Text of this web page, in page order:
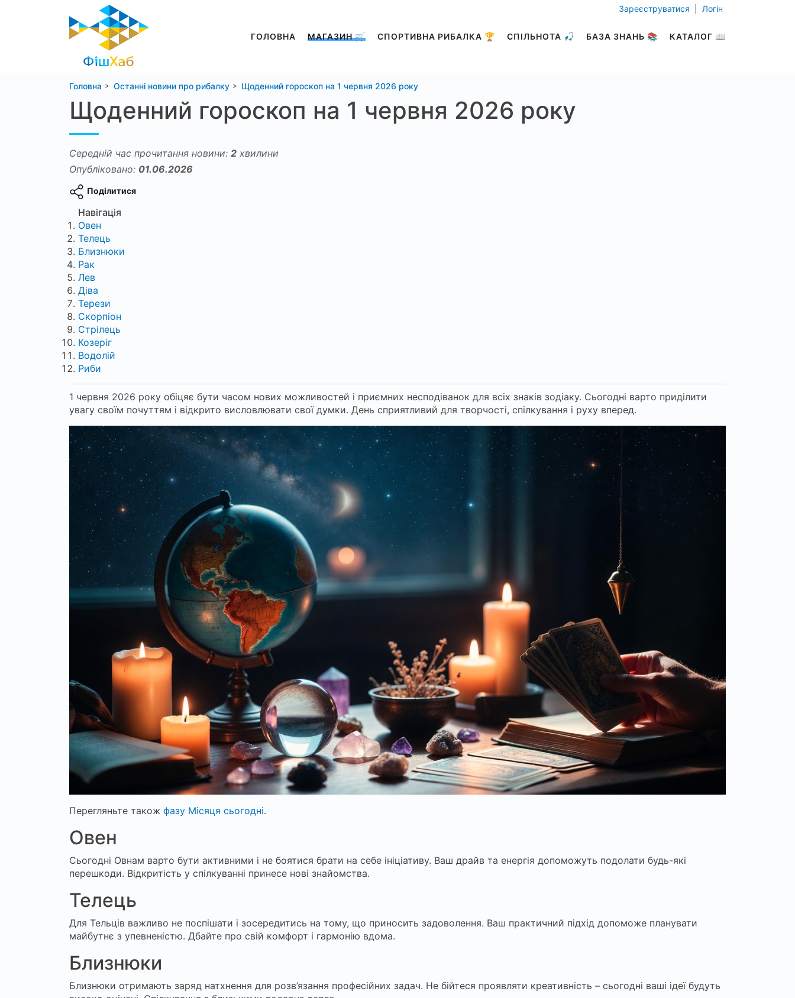
ГОЛОВНА МАГАЗИН 🛒 СПОРТИВНА РИБАЛКА 🏆 СПІЛЬНОТА 🎣 БАЗА ЗНАНЬ 📚 КАТАЛОГ 📖
Зареєструватися Логін
Головна Останні новини про рибалку Щоденний гороскоп на 1 червня 2026 року
Щоденний гороскоп на 1 червня 2026 року
Середній час прочитання новини: 2 хвилини
Опубліковано: 01.06.2026
Поділитися
Навігація
Овен
Телець
Близнюки
Рак
Лев
Діва
Терези
Скорпіон
Стрілець
Козеріг
Водолій
Риби
1 червня 2026 року обіцяє бути часом нових можливостей і приємних несподіванок для всіх знаків зодіаку. Сьогодні варто приділити
увагу своїм почуттям і відкрито висловлювати свої думки. День сприятливий для творчості, спілкування і руху вперед.
Перегляньте також фазу Місяця сьогодні.
Овен
Сьогодні Овнам варто бути активними і не боятися брати на себе ініціативу. Ваш драйв та енергія допоможуть подолати будь-які
перешкоди. Відкритість у спілкуванні принесе нові знайомства.
Телець
Для Тельців важливо не поспішати і зосередитись на тому, що приносить задоволення. Ваш практичний підхід допоможе планувати
майбутнє з упевненістю. Дбайте про свій комфорт і гармонію вдома.
Близнюки
Близнюки отримають заряд натхнення для розв’язання професійних задач. Не бійтеся проявляти креативність – сьогодні ваші ідеї будуть